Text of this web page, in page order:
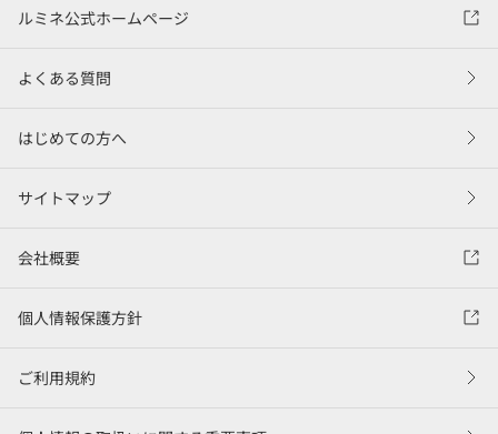
ルミネ公式ホームページ
よくある質問
はじめての方へ
サイトマップ
会社概要
個人情報保護方針
ご利用規約